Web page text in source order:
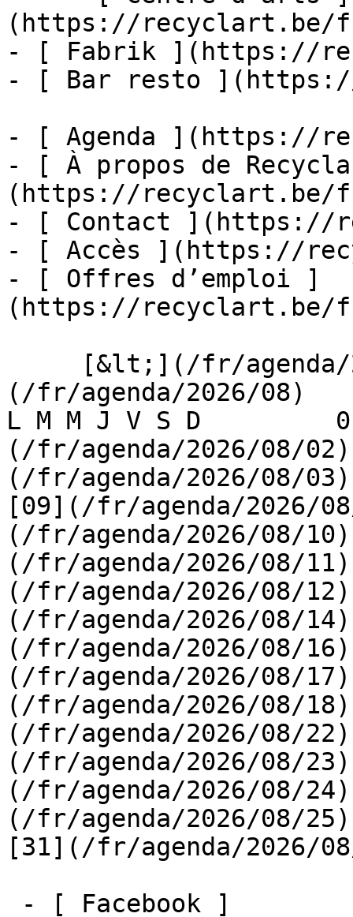
(https://recyclart.be/
- [ Fabrik ](https://
- [ Bar resto
- [ Agenda ](https://
- [ À propos de
(https://recyclart.be/
- [ Contact ](https://
- [ Accès ](https://
- [ Offres d’emploi ]
(https://recyclart.be/
(/fr/agenda/2026/08)
L M M J V S D
(/fr/agenda/2026/08/
(/fr/agenda/2026/08/
[09](/fr/agenda/2026/
(/fr/agenda/2026/08/
(/fr/agenda/2026/08/
(/fr/agenda/2026/08/
(/fr/agenda/2026/08/
(/fr/agenda/2026/08/
(/fr/agenda/2026/08/
(/fr/agenda/2026/08/
(/fr/agenda/2026/08/
(/fr/agenda/2026/08/
(/fr/agenda/2026/08/
(/fr/agenda/2026/08/
[31](/fr/agenda/